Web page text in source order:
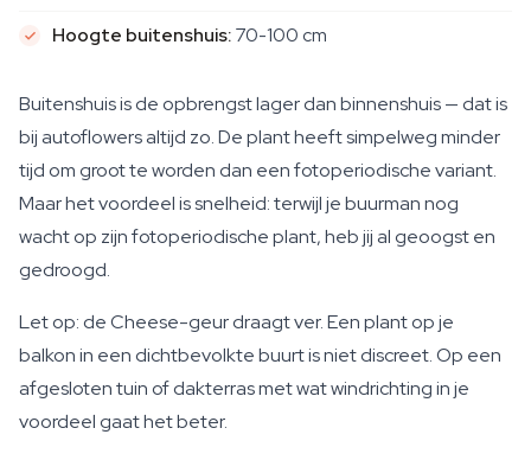
Hoogte buitenshuis:70-100 cm
Buitenshuis is de opbrengst lager dan binnenshuis — dat is
bij autoflowers altijd zo. De plant heeft simpelweg minder
tijd om groot te worden dan een fotoperiodische variant.
Maar het voordeel is snelheid: terwijl je buurman nog
wacht op zijn fotoperiodische plant, heb jij al geoogst en
gedroogd.
Let op: de Cheese-geur draagt ver. Een plant op je
balkon in een dichtbevolkte buurt is niet discreet. Op een
afgesloten tuin of dakterras met wat windrichting in je
voordeel gaat het beter.